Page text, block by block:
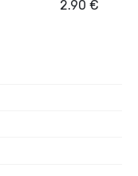
de performance, la
l'air, contribuant à
DOLPHIN de
les amateurs de e-
2.90 €